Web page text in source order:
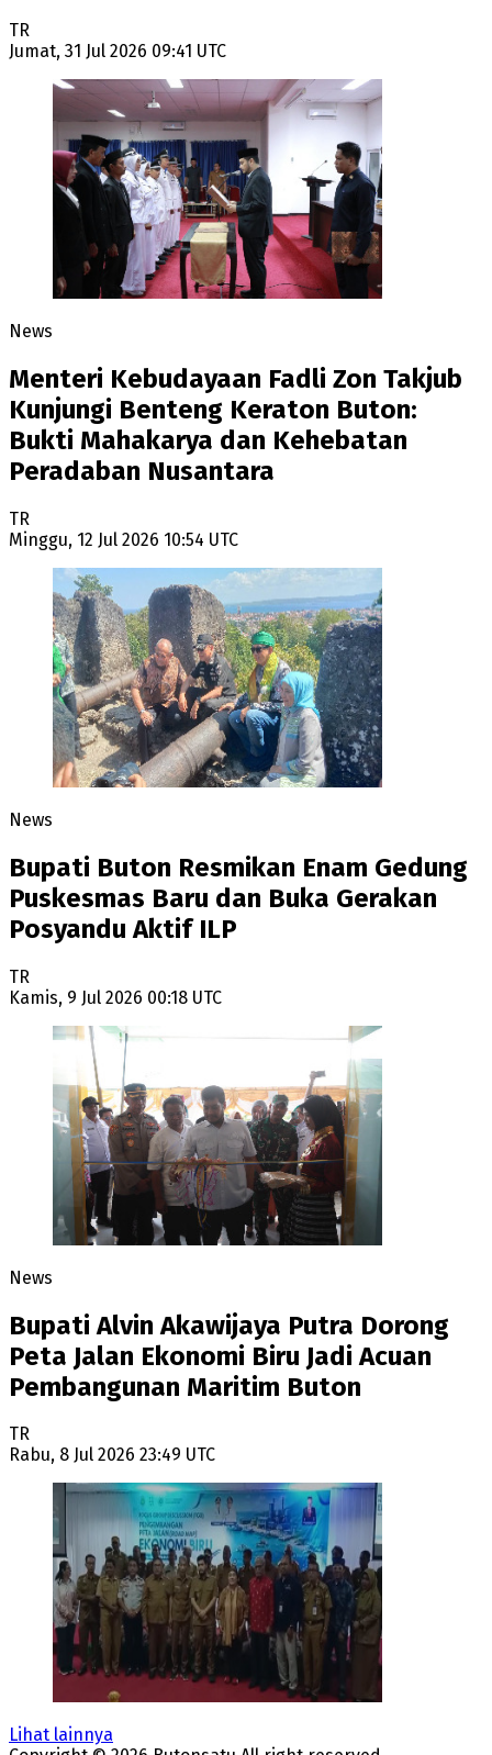
TR
Jumat, 31 Jul 2026 09:41 UTC
News
Menteri Kebudayaan Fadli Zon Takjub
Kunjungi Benteng Keraton Buton:
Bukti Mahakarya dan Kehebatan
Peradaban Nusantara
TR
Minggu, 12 Jul 2026 10:54 UTC
News
Bupati Buton Resmikan Enam Gedung
Puskesmas Baru dan Buka Gerakan
Posyandu Aktif ILP
TR
Kamis, 9 Jul 2026 00:18 UTC
News
Bupati Alvin Akawijaya Putra Dorong
Peta Jalan Ekonomi Biru Jadi Acuan
Pembangunan Maritim Buton
TR
Rabu, 8 Jul 2026 23:49 UTC
Lihat lainnya